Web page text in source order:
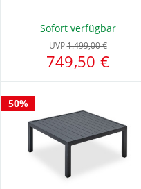
Sofort verfügbar
UVP1.499,00 €
749,50 €
50%